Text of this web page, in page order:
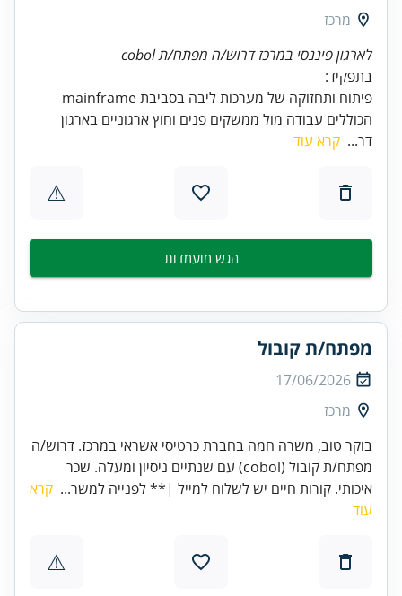
מרכז
לארגון פיננסי במרכז דרוש/ה מפתח/ת cobol
פיתוח ותחזוקה של מערכות ליבה בסביבת mainframe
הכוללים עבודה מול ממשקים פנים וחוץ ארגוניים בארגון
דר... קרא עוד
⚠
הגש מועמדות
מפתח/ת קובול
17/06/2026
מרכז
בוקר טוב, משרה חמה בחברת כרטיסי אשראי במרכז. דרוש/ה
מפתח/ת קובול (cobol) עם שנתיים ניסיון ומעלה. שכר
איכותי. קורות חיים יש לשלוח למייל |** לפנייה למשר... קרא
עוד
⚠